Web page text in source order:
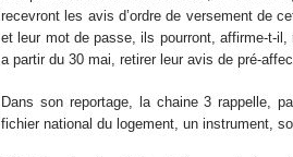
recevront les avis d’ordre de versement de
et leur mot de passe, ils pourront, affirme-t-
a partir du 30 mai, retirer leur avis de pré-
Dans son reportage, la chaine 3 rappelle,
fichier national du logement, un instrument,